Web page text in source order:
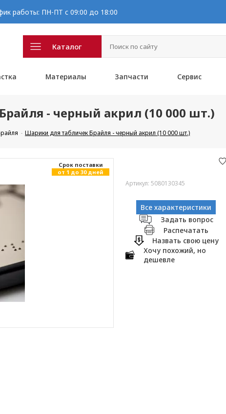
работы: ПН-ПТ с 09:00 до 18:00
Каталог
Материалы Запчасти Сервис
- черный акрил (10 000 шт.)
Шарики для табличек Брайля - черный акрил (10 000 шт.)
Cрок поставки
от 1 до 30 дней
Артикул: 5080130345
Все характеристики
Задать вопрос
Распечатать
Назвать свою цену
Хочу похожий, но
дешевле